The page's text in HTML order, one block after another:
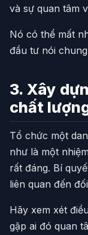
và sự quan tâm
Nó có thể mất
đầu tư nói
3. Xây
chất
Tổ chức một
như là một
rất đáng. Bí
liên quan đến
Hãy xem xét
gặp ai đó quan